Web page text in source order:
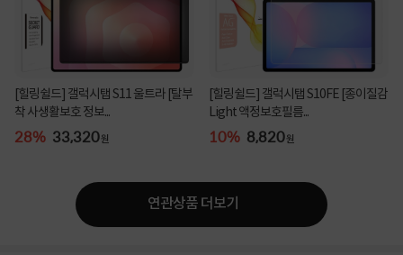
[힐링쉴드] 갤럭시탭 S11 울트라 [탈부
착 사생활보호 정보...
28% 33,320원
[힐링쉴드] 갤럭시탭 S10FE [종이질감
Light 액정보호필름...
10% 8,820원
연관상품 더보기